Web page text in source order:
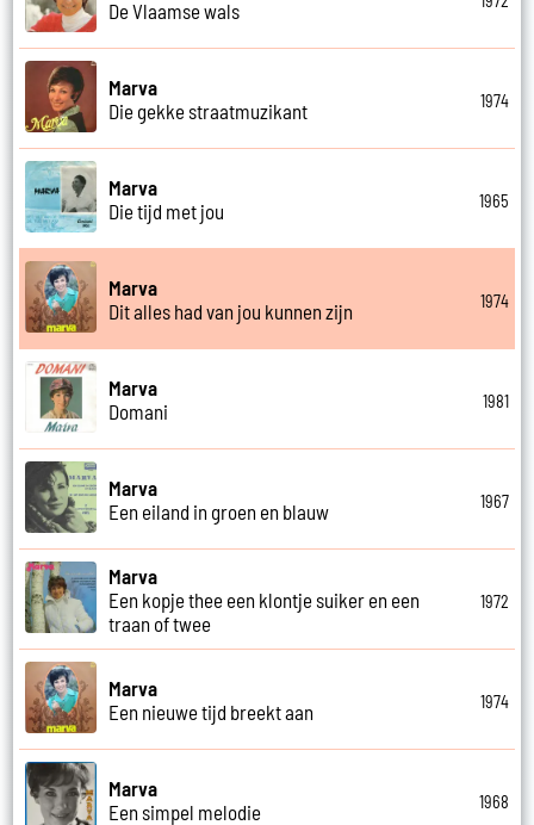
De Vlaamse wals
Marva
Die gekke straatmuzikant
1974
Marva
Die tijd met jou
1965
Marva
Dit alles had van jou kunnen zijn
1974
Marva
Domani
1981
Marva
Een eiland in groen en blauw
1967
Marva
Een kopje thee een klontje suiker en een
traan of twee
1972
Marva
Een nieuwe tijd breekt aan
1974
Marva
Een simpel melodie
1968